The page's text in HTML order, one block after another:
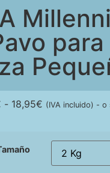
- 18,95€ (IVA incluido) - o